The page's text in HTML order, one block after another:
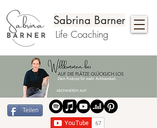
Sabrina Barner
Life Coaching
Teilen